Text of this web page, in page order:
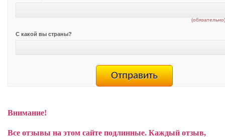
С какой вы страны?
Внимание!
Все отзывы на этом сайте подлинные. Каждый отзыв,